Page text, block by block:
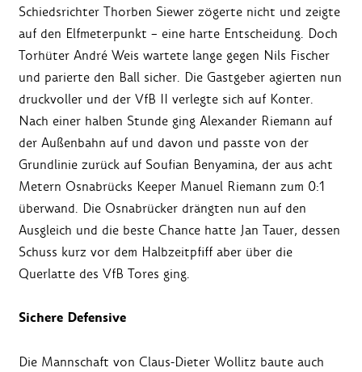
Schiedsrichter Thorben Siewer zögerte nicht und zeigte
auf den Elfmeterpunkt – eine harte Entscheidung. Doch
Torhüter André Weis wartete lange gegen Nils Fischer
und parierte den Ball sicher. Die Gastgeber agierten nun
druckvoller und der VfB II verlegte sich auf Konter.
Nach einer halben Stunde ging Alexander Riemann auf
der Außenbahn auf und davon und passte von der
Grundlinie zurück auf Soufian Benyamina, der aus acht
Metern Osnabrücks Keeper Manuel Riemann zum 0:1
überwand. Die Osnabrücker drängten nun auf den
Ausgleich und die beste Chance hatte Jan Tauer, dessen
Schuss kurz vor dem Halbzeitpfiff aber über die
Querlatte des VfB Tores ging.
Sichere Defensive
Die Mannschaft von Claus-Dieter Wollitz baute auch